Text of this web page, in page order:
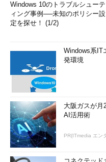
Windows 10のトラブルシューテ
ィング事例──未知のポリシー設
定を探せ！ (1/2)
Windows系IT
発環境
大阪ガスが
AI活用術
PR(ITmedia エン